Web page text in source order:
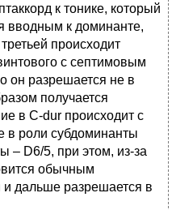
к тонике, который
вводным к доминанте,
происходит
с септимовым
он разрешается не в
получается
в C-dur происходит с
в роли субдоминанты
– D6/5, при этом, из-за
обычным
дальше разрешается в